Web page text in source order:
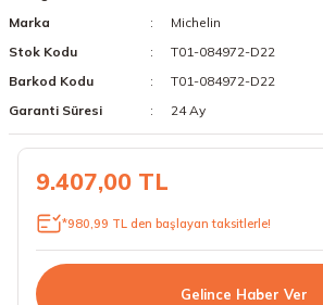
19 Lastikler
20 Lastikler
23 Lastikler
Marka
Michelin
Stok Kodu
T01-084972-D22
Barkod Kodu
T01-084972-D22
Garanti Süresi
24 Ay
9.407,00 TL
*980,99 TL den başlayan taksitlerle!
Gelince Haber Ver